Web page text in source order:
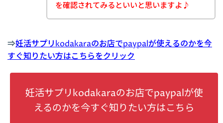
を確認されてみるといいと思いますよ♪
⇒妊活サプリkodakaraのお店でpaypalが使えるのかを今
すぐ知りたい方はこちらをクリック
妊活サプリkodakaraのお店でpaypalが使
えるのかを今すぐ知りたい方はこちら